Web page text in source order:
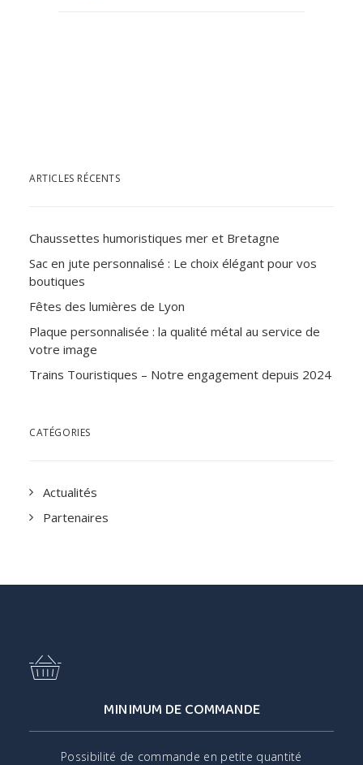
ARTICLES RÉCENTS
Chaussettes humoristiques mer et Bretagne
Sac en jute personnalisé : Le choix élégant pour vos
boutiques
Fêtes des lumières de Lyon
Plaque personnalisée : la qualité métal au service de
votre image
Trains Touristiques – Notre engagement depuis 2024
CATÉGORIES
Actualités
Partenaires
MINIMUM DE COMMANDE
Possibilité de commande en petite quantité